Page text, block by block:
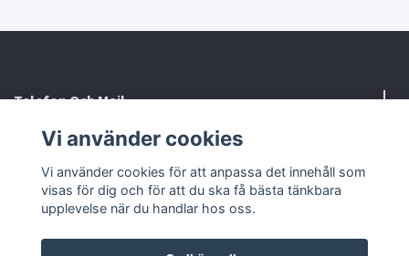
Telefon Och Mail
Kontaktformulär
Sociala medier
Vi använder cookies
Vi använder cookies för att anpassa det innehåll som
visas för dig och för att du ska få bästa tänkbara
upplevelse när du handlar hos oss.